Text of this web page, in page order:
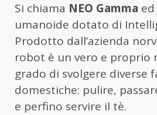
Si chiama NEO Gamma
umanoide dotato di
Prodotto dall’azienda
robot è un vero e proprio
grado di svolgere diverse
domestiche: pulire,
e perfino servire il tè.